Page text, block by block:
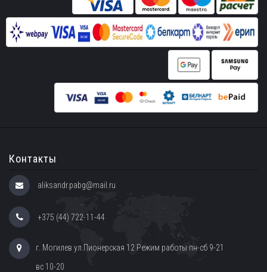
Контакты
aliksandr.pabg@mail.ru
+375 (44) 722-11-44
г. Могилев ул.Пионерская 12 Режим работы пн-сб 9-21
вс 10-20